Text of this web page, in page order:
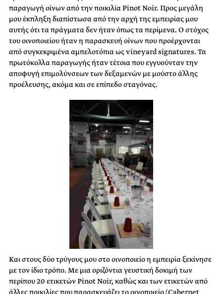
παραγωγή οίνων από την ποικιλία Pinot Noir. Προς μεγάλη
μου έκπληξη διαπίστωσα από την αρχή της εμπειρίας μου
αυτής ότι τα πράγματα δεν ήταν όπως τα περίμενα. Ο στόχος
του οινοποιείου ήταν η παρασκευή οίνων που προέρχονται
από συγκεκριμένα αμπελοτόπια ως vineyard signatures. Τα
πρωτόκολλα παραγωγής ήταν τέτοια που εγγυoύνταν την
αποφυγή επιμολύνσεων των δεξαμενών με μούστο άλλης
προέλευσης, ακόμα και σε επίπεδο σταγόνας.
Και στους δύο τρύγους μου στο οινοποιείο η εμπειρία ξεκίνησε
με τον ίδιο τρόπο. Με μια οριζόντια γευστική δοκιμή των
περίπου 20 ετικετών Pinot Νoir, καθώς και των ετικετών από